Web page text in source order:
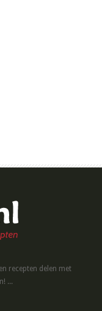
recepten delen met
...